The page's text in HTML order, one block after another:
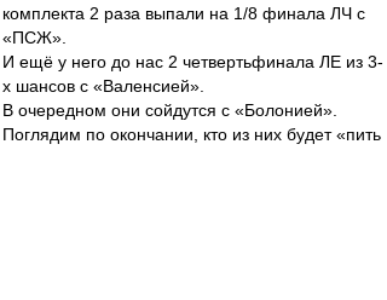
комплекта 2 раза выпали на 1/8 финала ЛЧ с
«ПСЖ».
И ещё у него до нас 2 четвертьфинала ЛЕ из 3-
х шансов с «Валенсией».
В очередном они сойдутся с «Болонией».
Поглядим по окончании, кто из них будет «пить